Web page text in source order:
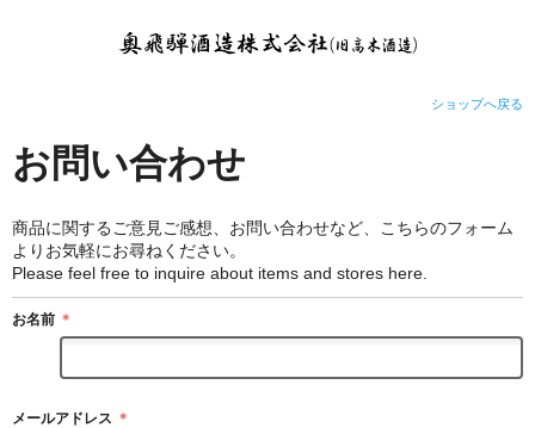
ショップへ戻る
お問い合わせ
商品に関するご意見ご感想、お問い合わせなど、こちらのフォーム
よりお気軽にお尋ねください。
Please feel free to inquire about items and stores here.
お名前 ＊
メールアドレス ＊